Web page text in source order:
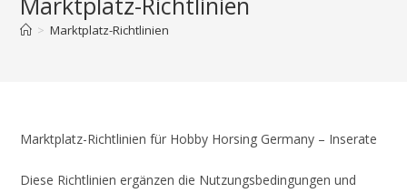
> Marktplatz-Richtlinien
Marktplatz-Richtlinien für Hobby Horsing Germany – Inserate
Diese Richtlinien ergänzen die Nutzungsbedingungen und